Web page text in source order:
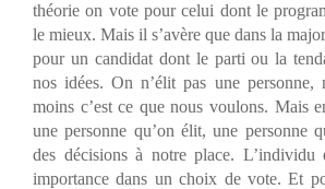
théorie on vote pour celui dont le
le mieux. Mais il s’avère que dans la
pour un candidat dont le parti ou la
nos idées. On n’élit pas une personne,
moins c’est ce que nous voulons. Mais
une personne qu’on élit, une personne
des décisions à notre place. L’individu
importance dans un choix de vote. Et